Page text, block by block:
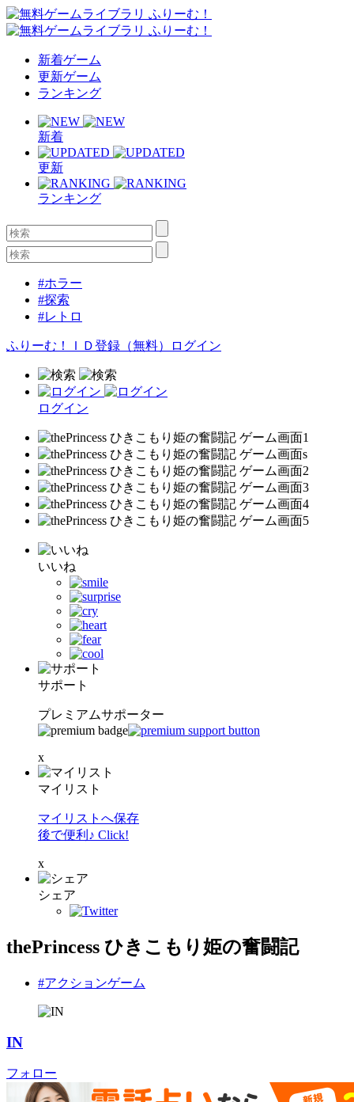
新着ゲーム
更新ゲーム
ランキング
新着
更新
ランキング
#ホラー
#探索
#レトロ
ふりーむ！ＩＤ登録（無料） ログイン
ログイン
いいね
サポート
プレミアムサポーター
x
マイリスト
マイリストへ保存
後で便利♪ Click!
x
シェア
thePrincess ひきこもり姫の奮闘記
#アクションゲーム
IN
フォロー